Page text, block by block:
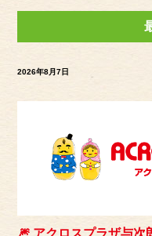
2026年8月7日
🎆 アクロスプラザ与次